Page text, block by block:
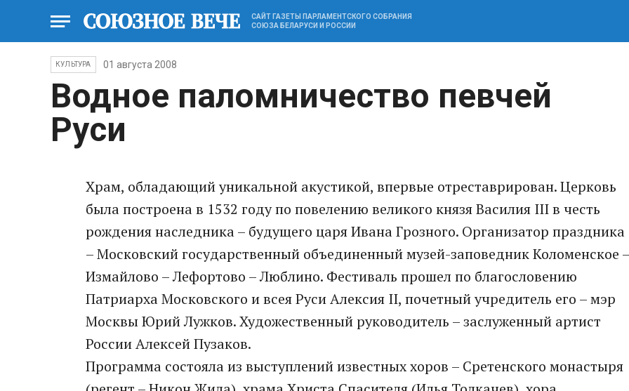
САЙТ ГАЗЕТЫ ПАРЛАМЕНТСКОГО СОБРАНИЯ
СОЮЗА БЕЛАРУСИ И РОССИИ
КУЛЬТУРА 01 августа 2008
Водное паломничество певчей
Руси
Храм, обладающий уникальной акустикой, впервые отреставрирован. Церковь
была построена в 1532 году по повелению великого князя Василия III в честь
рождения наследника – будущего царя Ивана Грозного. Организатор праздника
– Московский государственный объединенный музей-заповедник Коломенское –
Измайлово – Лефортово – Люблино. Фестиваль прошел по благословению
Патриарха Московского и всея Руси Алексия II, почетный учредитель его – мэр
Москвы Юрий Лужков. Художественный руководитель – заслуженный артист
России Алексей Пузаков.
Программа состояла из выступлений известных хоров – Сретенского монастыря